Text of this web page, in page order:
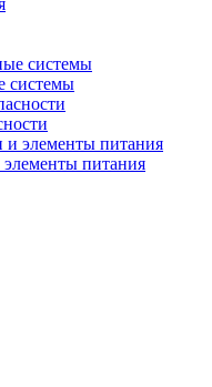
системы
элементы питания